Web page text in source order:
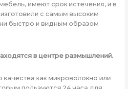
имеют срок истечения, и в
с самым высоким
быстро и видным образом
в центре размышлений.
качества как микроволокно или